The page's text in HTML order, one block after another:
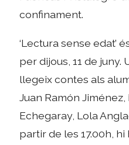
confinament.
‘Lectura sense edat’
per dijous, 11 de
llegeix contes als
Juan Ramón
Echegaray, Lola
partir de les 17.00h,